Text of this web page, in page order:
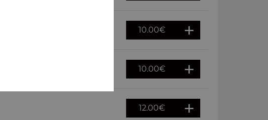
10.00€
10.00€
12.00€